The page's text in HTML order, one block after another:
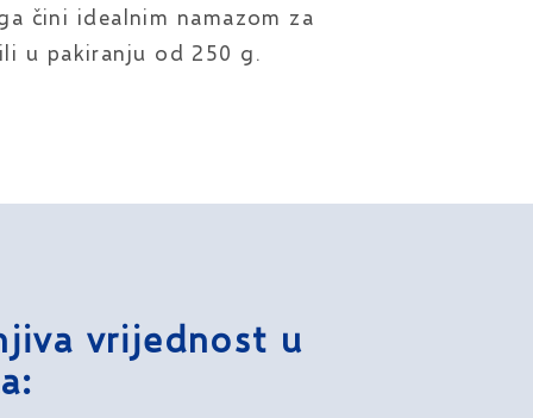
čini idealnim namazom za
u pakiranju od 250 g.
vrijednost u